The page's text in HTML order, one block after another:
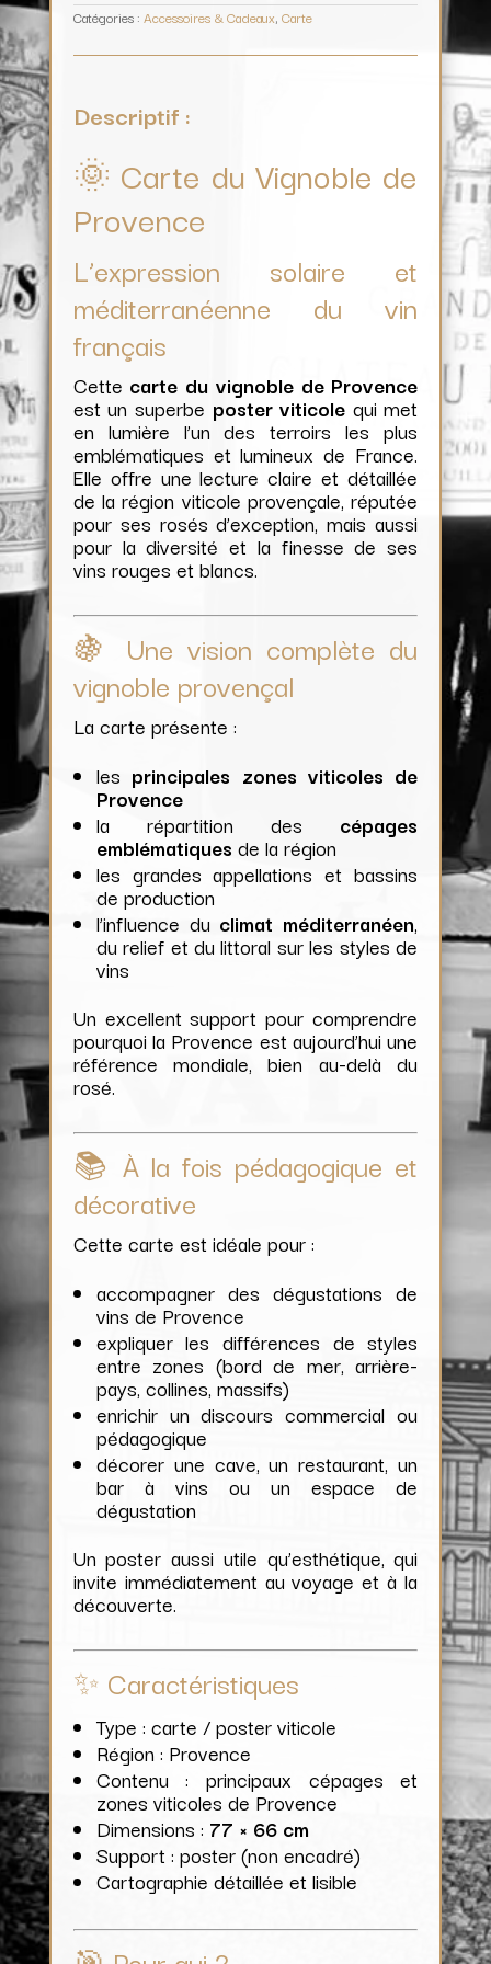
Catégories : Accessoires & Cadeaux, Carte
Descriptif :
🌞 Carte du Vignoble de
Provence
L’expression solaire et
méditerranéenne du vin
français
Cette carte du vignoble de Provence
est un superbe poster viticole qui met
en lumière l’un des terroirs les plus
emblématiques et lumineux de France.
Elle offre une lecture claire et détaillée
de la région viticole provençale, réputée
pour ses rosés d’exception, mais aussi
pour la diversité et la finesse de ses
vins rouges et blancs.
🍇 Une vision complète du
vignoble provençal
La carte présente :
les principales zones viticoles de
Provence
la répartition des cépages
emblématiques de la région
les grandes appellations et bassins
de production
l’influence du climat méditerranéen,
du relief et du littoral sur les styles de
vins
Un excellent support pour comprendre
pourquoi la Provence est aujourd’hui une
référence mondiale, bien au-delà du
rosé.
📚 À la fois pédagogique et
décorative
Cette carte est idéale pour :
accompagner des dégustations de
vins de Provence
expliquer les différences de styles
entre zones (bord de mer, arrière-
pays, collines, massifs)
enrichir un discours commercial ou
pédagogique
décorer une cave, un restaurant, un
bar à vins ou un espace de
dégustation
Un poster aussi utile qu’esthétique, qui
invite immédiatement au voyage et à la
découverte.
✨ Caractéristiques
Type : carte / poster viticole
Région : Provence
Contenu : principaux cépages et
zones viticoles de Provence
Dimensions : 77 × 66 cm
Support : poster (non encadré)
Cartographie détaillée et lisible